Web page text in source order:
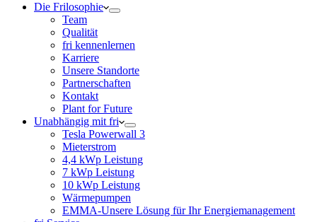
Die Frilosophie
Team
Qualität
fri kennenlernen
Karriere
Unsere Standorte
Partnerschaften
Kontakt
Plant for Future
Unabhängig mit fri
Tesla Powerwall 3
Mieterstrom
4,4 kWp Leistung
7 kWp Leistung
10 kWp Leistung
Wärmepumpen
EMMA-Unsere Lösung für Ihr Energiemanagement